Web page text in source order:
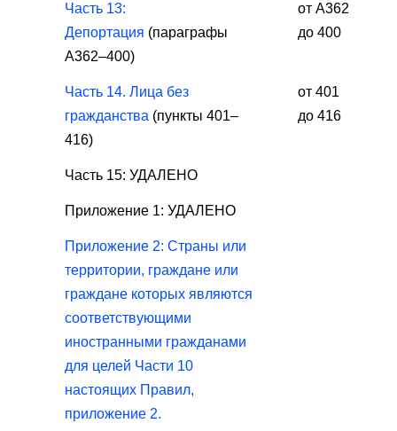
Часть 13:
Депортация (параграфы
A362–400)
от А362
до 400
Часть 14. Лица без
гражданства (пункты 401–
416)
от 401
до 416
Часть 15: УДАЛЕНО
Приложение 1: УДАЛЕНО
Приложение 2: Страны или
территории, граждане или
граждане которых являются
соответствующими
иностранными гражданами
для целей Части 10
настоящих Правил,
приложение 2.